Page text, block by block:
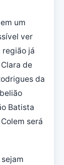
um
ver
região já
de
da
Batista
será